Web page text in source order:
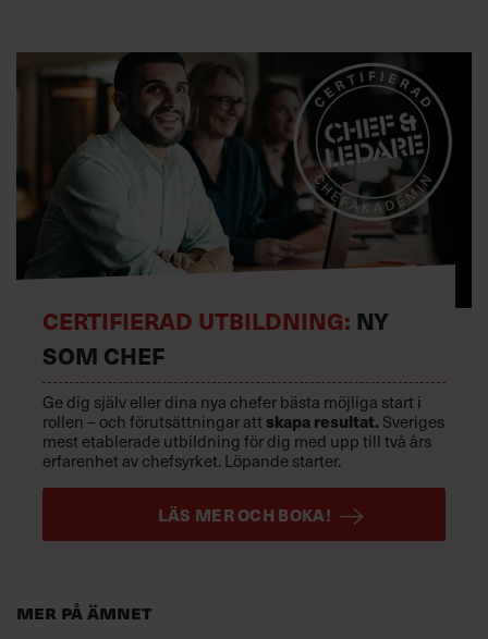
Är det klart vilka mål som ska uppnås? För att kunna fatta
bra beslut är det
viktigt att ha en tydlig bild av vad som ska uppnås.
Mer på ämnet
CERTIFIERAD UTBILDNING: NY
SOM CHEF
Ge dig själv eller dina nya chefer bästa möjliga start i
rollen – och förutsättningar att skapa resultat. Sveriges
mest etablerade utbildning för dig med upp till två års
erfarenhet av chefsyrket. Löpande starter.
LÄS MER OCH BOKA!